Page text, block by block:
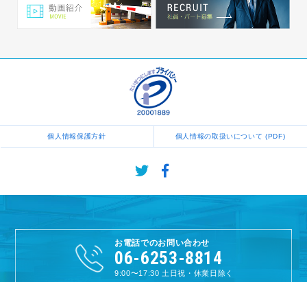
個人情報保護方針 個人情報の取扱いについて (PDF)
お電話でのお問い合わせ
06-6253-8814
9:00〜17:30 土日祝・休業日除く